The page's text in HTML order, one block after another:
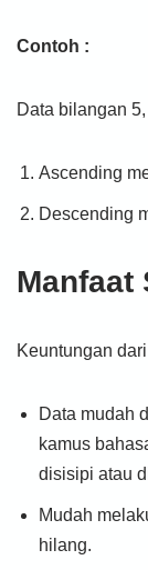
Contoh :
Data bilangan
Ascending
Descending
Manfaat
Keuntungan
Data mudah
kamus
disisipi atau
Mudah
hilang.